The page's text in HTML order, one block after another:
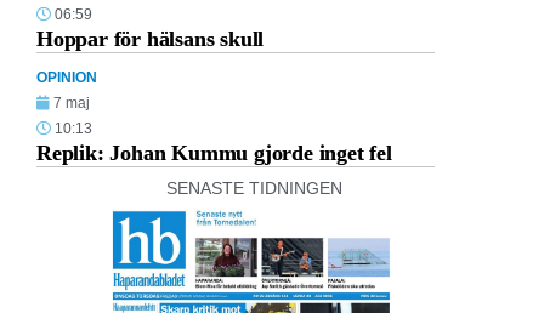
06:59
Hoppar för hälsans skull
OPINION
7 maj
10:13
Replik: Johan Kummu gjorde inget fel
SENASTE TIDNINGEN